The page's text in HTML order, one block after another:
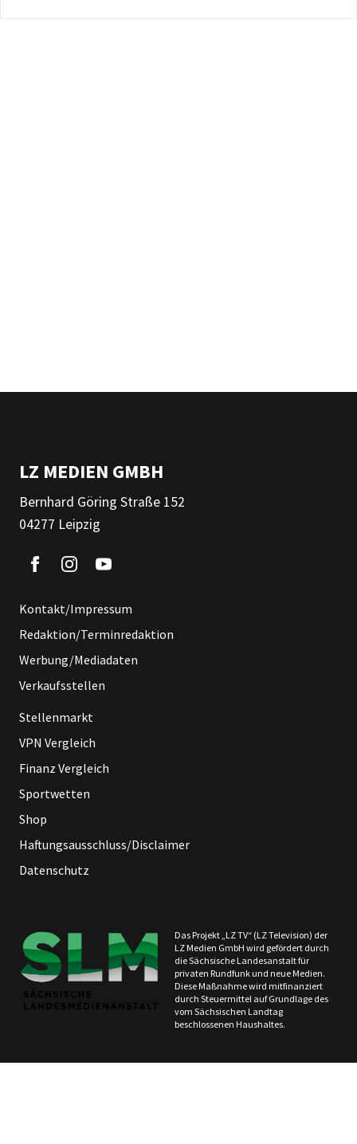
LZ MEDIEN GMBH
Bernhard Göring Straße 152
04277 Leipzig
Kontakt/Impressum
Redaktion/Terminredaktion
Werbung/Mediadaten
Verkaufsstellen
Stellenmarkt
VPN Vergleich
Finanz Vergleich
Sportwetten
Shop
Haftungsausschluss/Disclaimer
Datenschutz
Das Projekt „LZ TV“ (LZ Television) der
LZ Medien GmbH wird gefördert durch
die Sächsische Landesanstalt für
privaten Rundfunk und neue Medien.
Diese Maßnahme wird mitfinanziert
durch Steuermittel auf Grundlage des
vom Sächsischen Landtag
beschlossenen Haushaltes.